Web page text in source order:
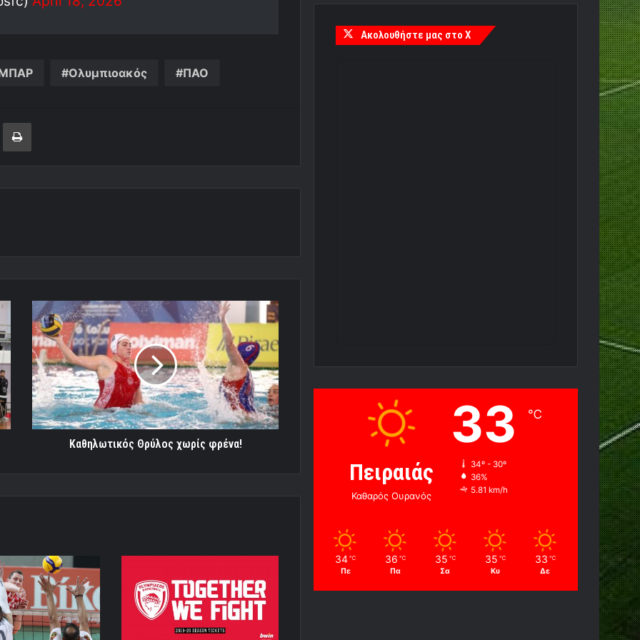
Ολυμπιοακός ΠΑΟ
Κοινοποίηση μέσω ηλεκτρονικού ταχυδρομείουΕκτύπωση
Καθηλωτικός
Θρύλος
χωρίς
φρένα!
Καθηλωτικός Θρύλος χωρίς φρένα!
Ακολουθήστε μας στο X
Πειραιάς
Καθαρός Ουρανός
33 ℃
34º - 30º
36%
5.81 km/h
34 ℃
Πε
36 ℃
Πα
35 ℃
Σα
35 ℃
Κυ
33 ℃
Δε